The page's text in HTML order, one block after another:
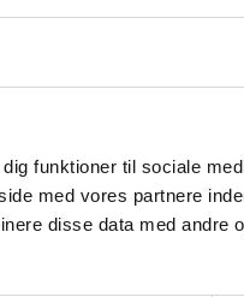
funktioner til sociale
med vores partnere
disse data med andre
of drained